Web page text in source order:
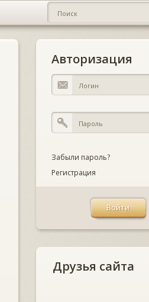
Авторизация
Забыли пароль?
Регистрация
Друзья сайта